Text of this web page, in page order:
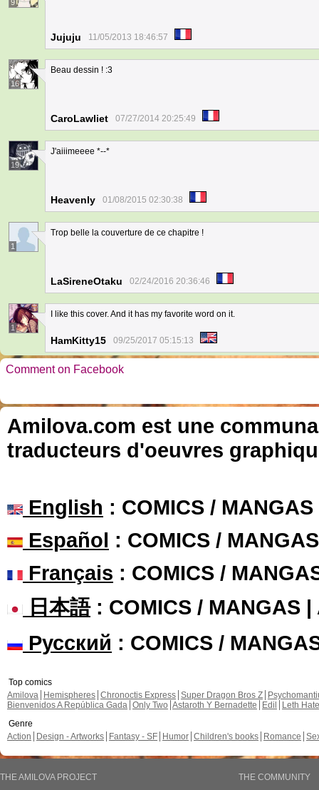
9
Jujuju 11/05/2013 18:46:57
16
Beau dessin ! :3
CaroLawliet 07/27/2014 20:25:49
19
J'aiiimeeee *--*
Heavenly 01/08/2015 02:30:38
1
Trop belle la couverture de ce chapitre !
LaSireneOtaku 02/24/2016 20:36:46
1
I like this cover. And it has my favorite word on it.
HamKitty15 09/25/2017 05:15:13
Comment on Facebook
Amilova.com est une
traducteurs d'oeuvres
English : COMICS /
Español : COMICS /
Français : COMICS /
日本語: COMICS / MANGAS |
Русский : COMICS /
Top comics
Amilova
Hemispheres Chronoctis Express Super Dragon Bros Z
Bienvenidos A República Gada Only Two Astaroth Y Bernadette Edil
Leth Hate
Genre
Action
Design - Artworks Fantasy - SF Humor Children's books Romance
THE AMILOVA PROJECT
THE COMMUNITY